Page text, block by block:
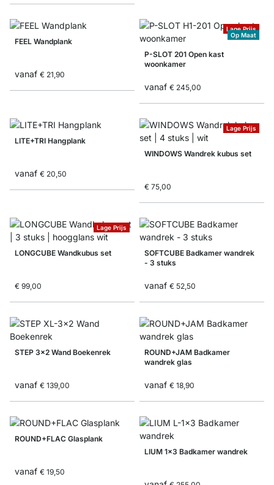
FEEL Wandplank
vanaf € 21,90
Lage Prijs
Op Maat
P-SLOT 201 Open kast
woonkamer
vanaf € 245,00
LITE+TRI Hangplank
vanaf € 20,50
Lage Prijs
WINDOWS Wandrek kubus set
€ 75,00
Lage Prijs
LONGCUBE Wandkubus set
€ 99,00
SOFTCUBE Badkamer wandrek
- 3 stuks
vanaf € 52,50
STEP 3x2 Wand Boekenrek
vanaf € 139,00
ROUND+JAM Badkamer
wandrek glas
vanaf € 18,90
ROUND+FLAC Glasplank
vanaf € 19,50
LIUM 1x3 Badkamer wandrek